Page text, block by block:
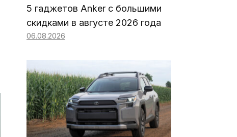
5 гаджетов Anker с большими
скидками в августе 2026 года
06.08.2026